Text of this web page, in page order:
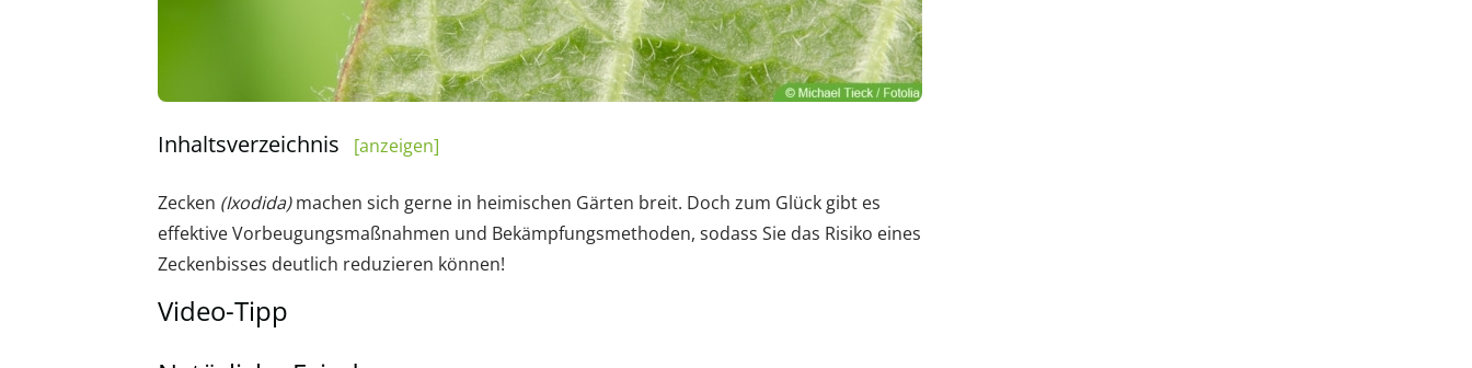
Inhaltsverzeichnis [anzeigen]
Zecken (Ixodida)machen sich gerne in heimischen Gärten breit. Doch zum Glück gibt es
effektive Vorbeugungsmaßnahmen und Bekämpfungsmethoden, sodass Sie das Risiko eines
Zeckenbisses deutlich reduzieren können!
Video-Tipp